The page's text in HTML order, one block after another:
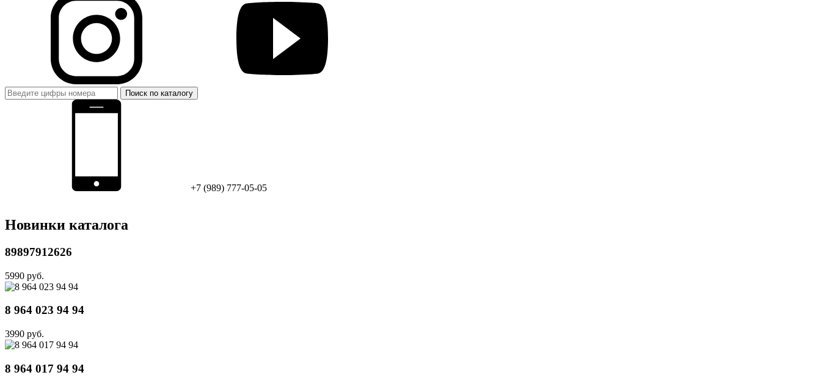
Поиск по каталогу
+7 (989) 777-05-05
Новинки каталога
89897912626
5990 руб.
8 964 023 94 94
3990 руб.
8 964 017 94 94